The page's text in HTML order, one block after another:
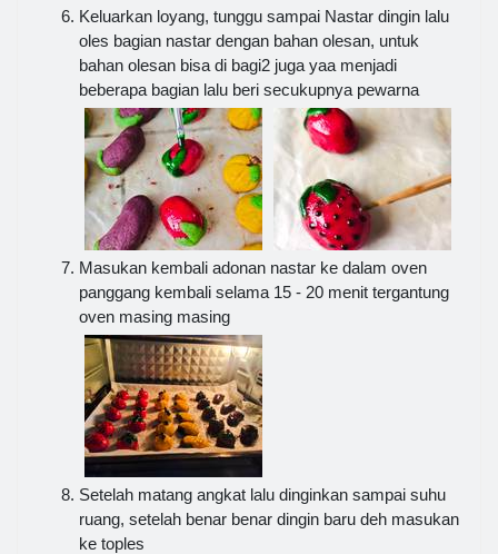
Keluarkan loyang, tunggu sampai Nastar dingin lalu
oles bagian nastar dengan bahan olesan, untuk
bahan olesan bisa di bagi2 juga yaa menjadi
beberapa bagian lalu beri secukupnya pewarna
Masukan kembali adonan nastar ke dalam oven
panggang kembali selama 15 - 20 menit tergantung
oven masing masing
Setelah matang angkat lalu dinginkan sampai suhu
ruang, setelah benar benar dingin baru deh masukan
ke toples